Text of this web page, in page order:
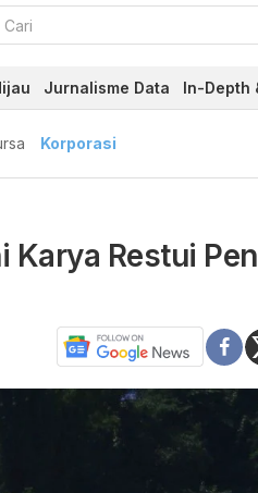
Jurnalisme Data In-Depth
Korporasi
Karya Restui